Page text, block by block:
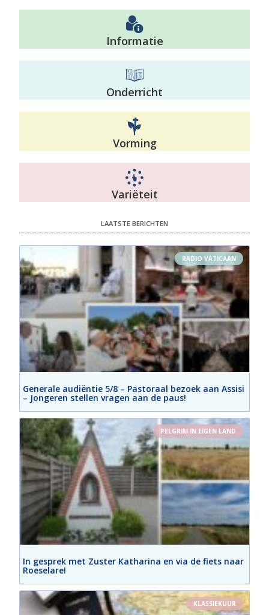
Informatie
Onderricht
Vorming
Variëteit
LAATSTE BERICHTEN
RADIO VATICAAN
Generale audiëntie 5/8 – Pastoraal bezoek aan Assisi
– Jongeren stellen vragen aan de paus!
PELGRIM IN EIGEN LAND
In gesprek met Zuster Katharina en via de fiets naar
Roeselare!
KLASSIEKUUR